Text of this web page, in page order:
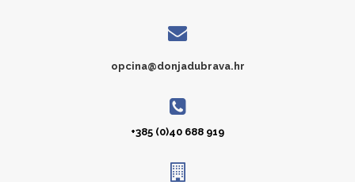
opcina@donjadubrava.hr
+385 (0)40 688 919